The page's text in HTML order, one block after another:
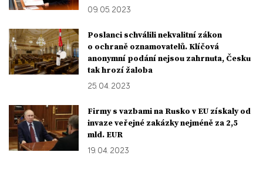
09. 05. 2023
Poslanci schválili nekvalitní zákon
o ochraně oznamovatelů. Klíčová
anonymní podání nejsou zahrnuta, Česku
tak hrozí žaloba
25. 04. 2023
Firmy s vazbami na Rusko v EU získaly od
invaze veřejné zakázky nejméně za 2,5
mld. EUR
19. 04. 2023